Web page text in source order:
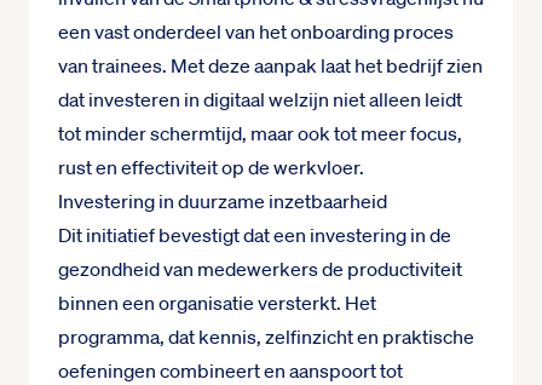
een vast onderdeel van het onboarding proces
van trainees. Met deze aanpak laat het bedrijf zien
dat investeren in digitaal welzijn niet alleen leidt
tot minder schermtijd, maar ook tot meer focus,
rust en effectiviteit op de werkvloer.
Investering in duurzame inzetbaarheid
Dit initiatief bevestigt dat een investering in de
gezondheid van medewerkers de productiviteit
binnen een organisatie versterkt. Het
programma, dat kennis, zelfinzicht en praktische
oefeningen combineert en aanspoort tot